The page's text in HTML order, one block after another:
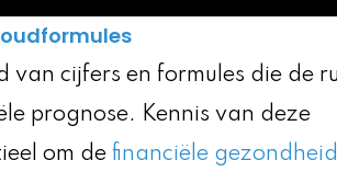
van cijfers en formules die de
prognose. Kennis van deze
om de financiële